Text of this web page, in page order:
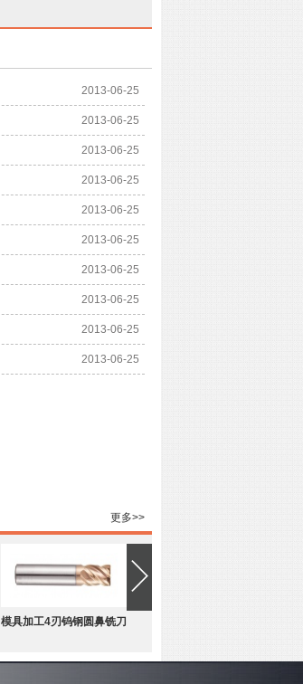
2013-06-25
2013-06-25
2013-06-25
2013-06-25
2013-06-25
2013-06-25
2013-06-25
2013-06-25
2013-06-25
2013-06-25
更多>>
模具加工4刃钨钢圆鼻铣刀